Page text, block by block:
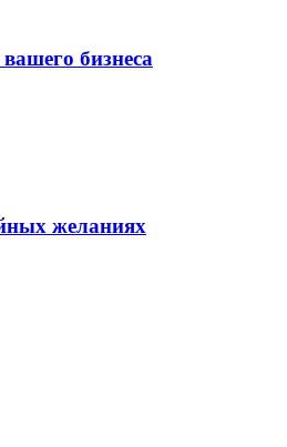
бизнеса
желаниях